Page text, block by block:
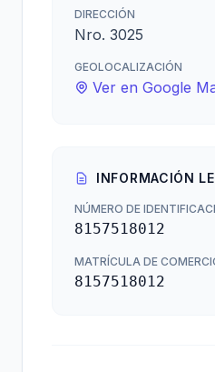
DIRECCIÓN
Nro. 3025
GEOLOCALIZACIÓN
Ver en Google
INFORMACIÓN
NÚMERO DE
8157518012
MATRÍCULA DE
8157518012